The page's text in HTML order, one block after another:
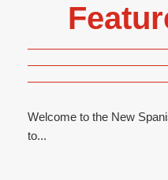
Welcome to the New
to...